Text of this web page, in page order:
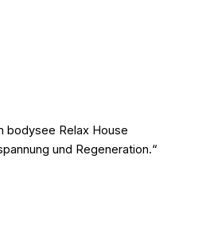
bodysee Relax House
und Regeneration.“